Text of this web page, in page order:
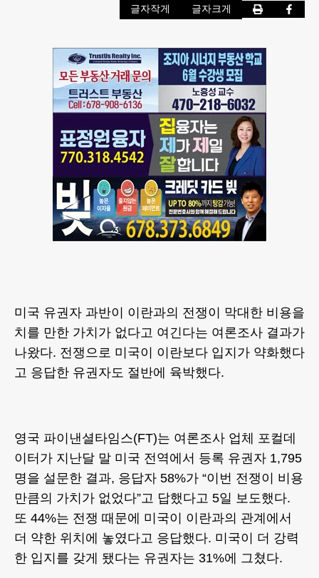
글자작게 글자크게
미국 유권자 과반이 이란과의 전쟁이 막대한 비용을
치를 만한 가치가 없다고 여긴다는 여론조사 결과가
나왔다. 전쟁으로 미국이 이란보다 입지가 약화했다
고 응답한 유권자도 절반에 육박했다.
영국 파이낸셜타임스(FT)는 여론조사 업체 포컬데
이터가 지난달 말 미국 전역에서 등록 유권자 1,795
명을 설문한 결과, 응답자 58%가 “이번 전쟁이 비용
만큼의 가치가 없었다”고 답했다고 5일 보도했다.
또 44%는 전쟁 때문에 미국이 이란과의 관계에서
더 약한 위치에 놓였다고 응답했다. 미국이 더 강력
한 입지를 갖게 됐다는 유권자는 31%에 그쳤다.